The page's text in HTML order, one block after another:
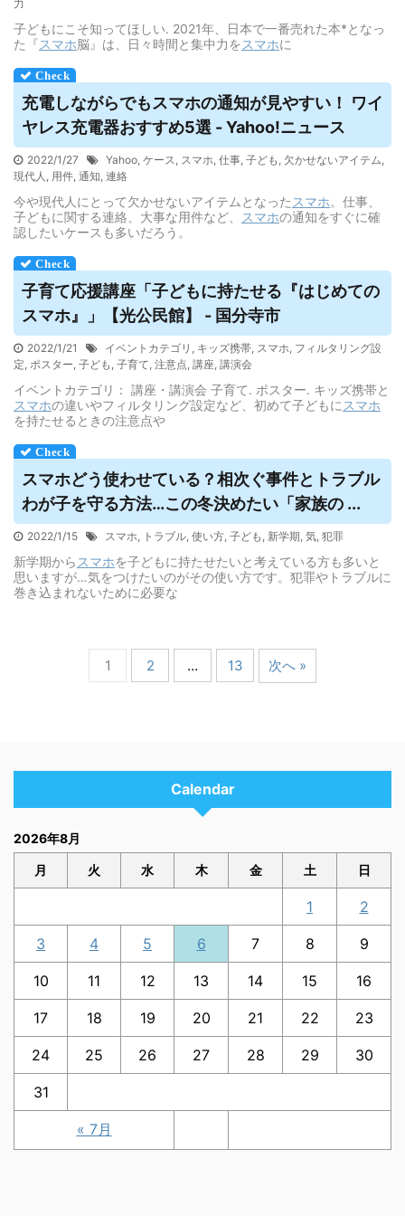
力
子どもにこそ知ってほしい. 2021年、日本で一番売れた本*となっ
た『スマホ脳』は、日々時間と集中力をスマホに
充電しながらでもスマホの通知が見やすい！ ワイ
ヤレス充電器おすすめ5選 - Yahoo!ニュース
2022/1/27 Yahoo, ケース, スマホ, 仕事, 子ども , 欠かせないアイテム,
現代人 , 用件, 通知, 連絡
今や現代人にとって欠かせないアイテムとなった スマホ。仕事、
子どもに関する連絡、大事な用件など、
スマホの通知をすぐに確
認したいケースも多いだろう。
子育て応援講座「子どもに持たせる『はじめての
スマホ』」【光公民館】 - 国分寺市
2022/1/21 イベントカテゴリ , キッズ携帯, スマホ, フィルタリング設
定, ポスター, 子ども , 子育て, 注意点, 講座, 講演会
イベントカテゴリ： 講座・講演会 子育て. ポスター. キッズ携帯と
スマホの違いやフィルタリング設定など、初めて子どもに スマホ
を持たせるときの注意点や
スマホどう使わせている？相次ぐ事件とトラブル
わが子を守る方法…この冬決めたい「家族の ...
2022/1/15 スマホ, トラブル, 使い方, 子ども , 新学期, 気, 犯罪
新学期から スマホを子どもに持たせたいと考えている方も多いと
思いますが…気をつけたいのがその使い方です。犯罪やトラブルに
巻き込まれないために必要な
1 2 … 13 次へ »
Calendar
2026年8月
月 火 水 木 金 土 日
« 7月
1 2
3 4 5 6 7 8 9
10 11 12 13 14 15 16
17 18 19 20 21 22 23
24 25 26 27 28 29 30
31